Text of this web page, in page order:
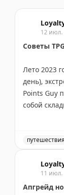
12 июл.
Советы
Лето 2023
день),
Points Guy
собой
если жара
Andrew
путешествия
11 июл.
Апгрейд